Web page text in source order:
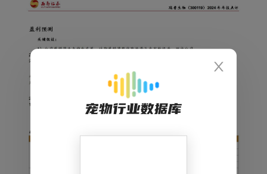
齐发”战略重构产业生态格局，通过瑞普生物、瑞派
宠物医院、中瑞供应链三大核心板块的深度协同，
打造贯穿“研发-验证-流通服务”的完整价值闭环。中
瑞供应链平台覆盖全国7000家宠物医院（含瑞派宠
物医院）、3400家宠物店。公司2024年收购了中瑞
华普15%股权，对瑞派宠物医院的持股进一步提
升，实现宠物医药产在10,000+医疗终端的精准投
垄断，成为本土首个上市产品。